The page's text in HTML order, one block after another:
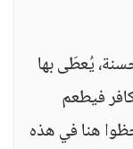
يُعطَى بها
فيطعم
هنا في هذه